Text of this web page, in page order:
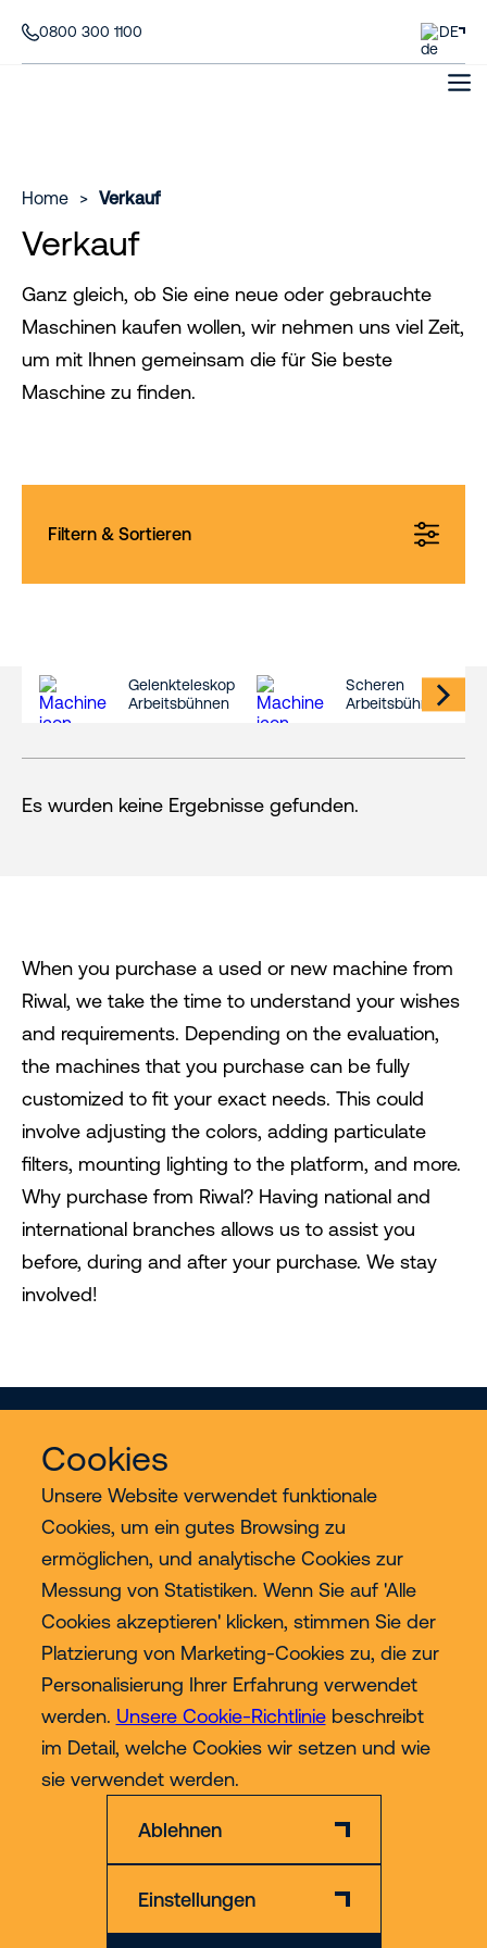
Cookies
Unsere Website verwendet funktionale
Cookies, um ein gutes Browsing zu
ermöglichen, und analytische Cookies zur
Messung von Statistiken. Wenn Sie auf 'Alle
Cookies akzeptieren' klicken, stimmen Sie der
Platzierung von Marketing-Cookies zu, die zur
Personalisierung Ihrer Erfahrung verwendet
werden. Unsere Cookie-Richtliniebeschreibt
im Detail, welche Cookies wir setzen und wie
sie verwendet werden.
Ablehnen
Einstellungen
0800 300 1100 DE
Home > Verkauf
Verkauf
Ganz gleich, ob Sie eine neue oder gebrauchte
Maschinen kaufen wollen, wir nehmen uns viel Zeit,
um mit Ihnen gemeinsam die für Sie beste
Maschine zu finden.
Filtern & Sortieren
Gelenkteleskop
Arbeitsbühnen
Scheren
Arbeitsbühnen
Es wurden keine Ergebnisse gefunden.
When you purchase a used or new machine from
Riwal, we take the time to understand your wishes
and requirements. Depending on the evaluation,
the machines that you purchase can be fully
customized to fit your exact needs. This could
involve adjusting the colors, adding particulate
filters, mounting lighting to the platform, and more.
Why purchase from Riwal? Having national and
international branches allows us to assist you
before, during and after your purchase. We stay
involved!
Services
Industrien
Contact
Mehr